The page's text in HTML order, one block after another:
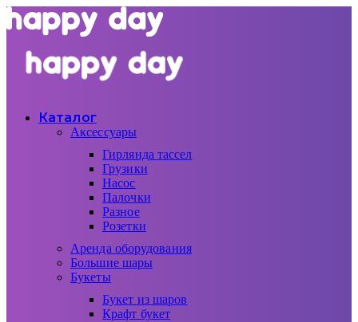
Каталог
Аксессуары
Гирлянда тассел
Грузики
Насос
Палочки
Разное
Розетки
Аренда оборудования
Большие шары
Букеты
Букет из шаров
Крафт букет